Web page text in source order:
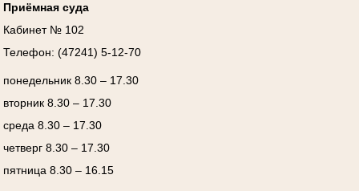
Приёмная суда
Кабинет № 102
Телефон: (47241) 5-12-70
понедельник 8.30 – 17.30
вторник 8.30 – 17.30
среда 8.30 – 17.30
четверг 8.30 – 17.30
пятница 8.30 – 16.15